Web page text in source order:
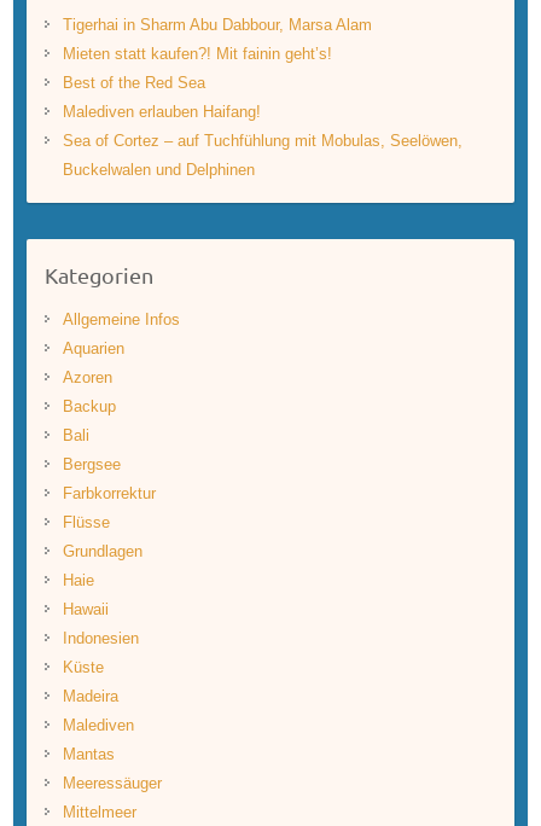
Tigerhai in Sharm Abu Dabbour, Marsa Alam
Mieten statt kaufen?! Mit fainin geht’s!
Best of the Red Sea
Malediven erlauben Haifang!
Sea of Cortez – auf Tuchfühlung mit Mobulas, Seelöwen,
Buckelwalen und Delphinen
Kategorien
Allgemeine Infos
Aquarien
Azoren
Backup
Bali
Bergsee
Farbkorrektur
Flüsse
Grundlagen
Haie
Hawaii
Indonesien
Küste
Madeira
Malediven
Mantas
Meeressäuger
Mittelmeer